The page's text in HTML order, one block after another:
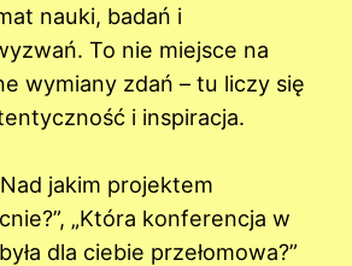
nauki, badań i
To nie miejsce na
wymiany zdań – tu liczy się
i inspiracja.
jakim projektem
„Która konferencja w
dla ciebie przełomowa?”